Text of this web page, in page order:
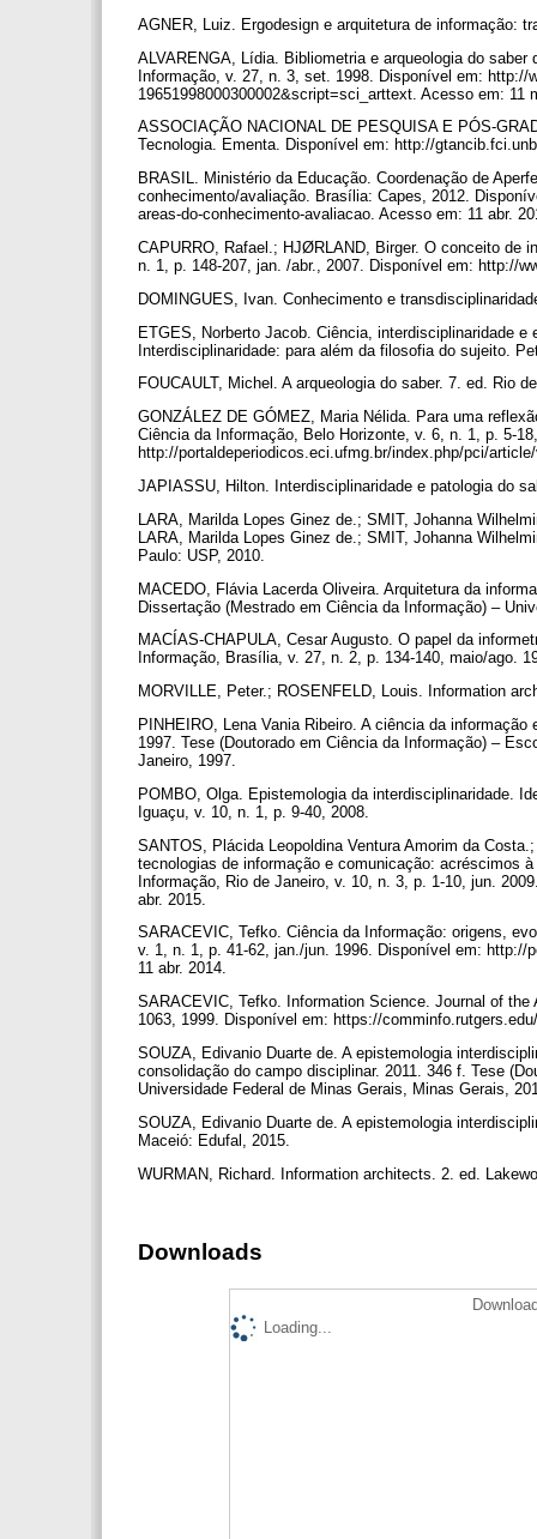
AGNER, Luiz. Ergodesign e arquitetura de informação:
ALVARENGA, Lídia. Bibliometria e arqueologia do
Informação, v. 27, n. 3, set. 1998. Disponível em: http://
19651998000300002&script=sci_arttext. Acesso em: 11
ASSOCIAÇÃO NACIONAL DE PESQUISA E PÓS-
Tecnologia. Ementa. Disponível em: http://
BRASIL. Ministério da Educação. Coordenação de
conhecimento/avaliação. Brasília: Capes, 2012.
areas-do-conhecimento-avaliacao. Acesso em: 11 abr.
CAPURRO, Rafael.; HJØRLAND, Birger. O conceito de
n. 1, p. 148-207, jan. /abr., 2007. Disponível em: http://
DOMINGUES, Ivan. Conhecimento e
ETGES, Norberto Jacob. Ciência, interdisciplinaridade
Interdisciplinaridade: para além da filosofia do sujeito.
FOUCAULT, Michel. A arqueologia do saber. 7. ed. Rio
GONZÁLEZ DE GÓMEZ, Maria Nélida. Para uma
Ciência da Informação, Belo Horizonte, v. 6, n. 1, p. 5-
http://portaldeperiodicos.eci.ufmg.br/index.php/pci/
JAPIASSU, Hilton. Interdisciplinaridade e patologia do
LARA, Marilda Lopes Ginez de.; SMIT, Johanna
LARA, Marilda Lopes Ginez de.; SMIT, Johanna
Paulo: USP, 2010.
MACEDO, Flávia Lacerda Oliveira. Arquitetura da
Dissertação (Mestrado em Ciência da Informação) –
MACÍAS-CHAPULA, Cesar Augusto. O papel da
Informação, Brasília, v. 27, n. 2, p. 134-140, maio/ago.
MORVILLE, Peter.; ROSENFELD, Louis. Information
PINHEIRO, Lena Vania Ribeiro. A ciência da
1997. Tese (Doutorado em Ciência da Informação) –
Janeiro, 1997.
POMBO, Olga. Epistemologia da interdisciplinaridade.
Iguaçu, v. 10, n. 1, p. 9-40, 2008.
SANTOS, Plácida Leopoldina Ventura Amorim da
tecnologias de informação e comunicação: acréscimos
Informação, Rio de Janeiro, v. 10, n. 3, p. 1-10, jun.
abr. 2015.
SARACEVIC, Tefko. Ciência da Informação: origens,
v. 1, n. 1, p. 41-62, jan./jun. 1996. Disponível em: http://
11 abr. 2014.
SARACEVIC, Tefko. Information Science. Journal of
1063, 1999. Disponível em: https://
SOUZA, Edivanio Duarte de. A epistemologia
consolidação do campo disciplinar. 2011. 346 f. Tese
Universidade Federal de Minas Gerais, Minas Gerais,
SOUZA, Edivanio Duarte de. A epistemologia
Maceió: Edufal, 2015.
WURMAN, Richard. Information architects. 2. ed.
Downloads
Loading...